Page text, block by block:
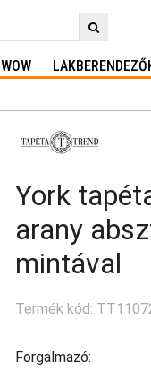
WOW
York
arany
mintával
Termék kód:
Forgalmazó: